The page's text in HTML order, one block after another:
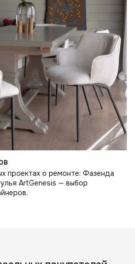
проектах о ремонте: Фазенда
ArtGenesis — выбор